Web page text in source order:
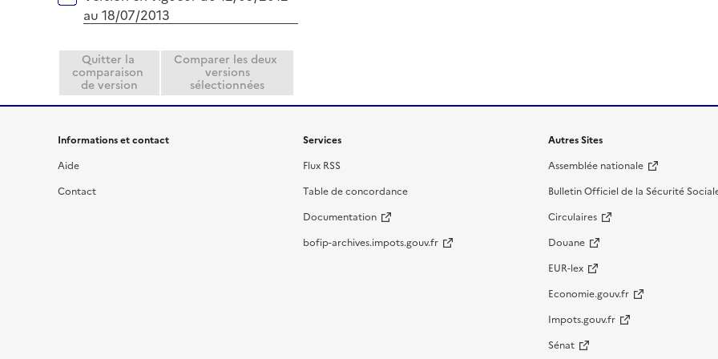
au 18/07/2013
Quitter la
comparaison
de version
Comparer les deux
versions
sélectionnées
Informations et contact
Aide
Contact
Services
Flux RSS
Table de concordance
Documentation
bofip-archives.impots.gouv.fr
Autres Sites
Assemblée nationale
Bulletin Officiel de la Sécurité
Circulaires
Douane
EUR-lex
Economie.gouv.fr
Impots.gouv.fr
Sénat